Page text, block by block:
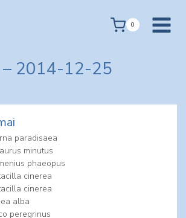
0
– 2014-12-25
paradisaea
minutus
phaeopus
cinerea
cinerea
alba
peregrinus